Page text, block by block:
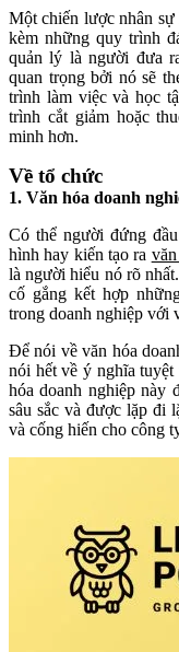
Một chiến lược nhân sự
kèm những quy trình
quản lý là người đưa
quan trọng bởi nó sẽ
trình làm việc và học
trình cắt giảm hoặc
minh hơn.
Về tổ chức
1. Văn hóa doanh
Có thể người đứng
hình hay kiến tạo ra
là người hiểu nó rõ
cố gắng kết hợp
trong doanh nghiệp với
Để nói về văn hóa
nói hết về ý nghĩa
hóa doanh nghiệp này
sâu sắc và được lặp đi
và cống hiến cho công